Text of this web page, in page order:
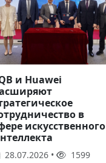
и Huawei
в
искусственного
28.07.2026 • 1599